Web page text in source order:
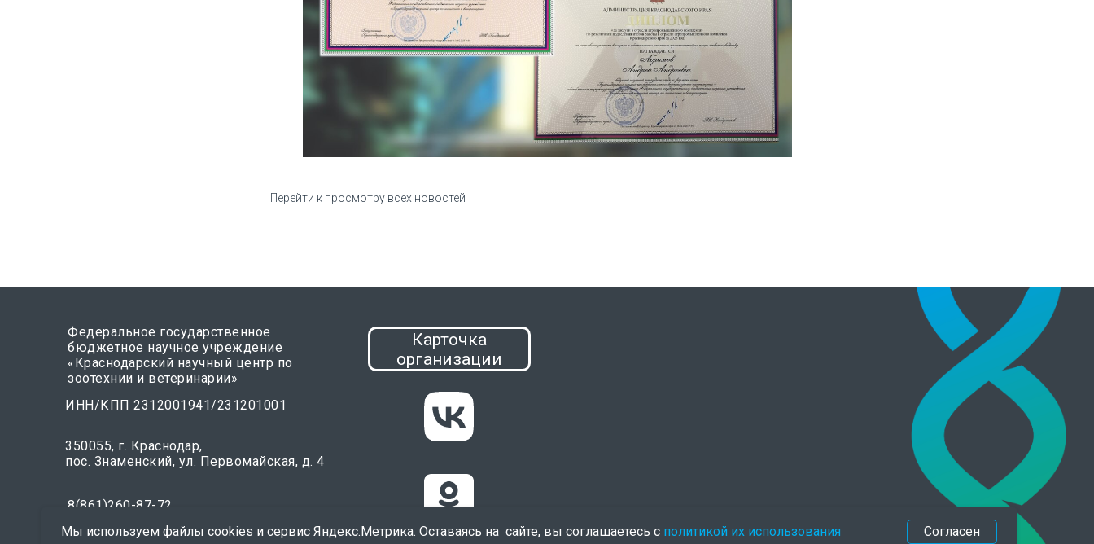
Перейти к просмотру всех новостей
ИНН/КПП 2312001941/231201001
8(861)260-87-72
350055, г. Краснодар,
пос. Знаменский, ул. Первомайская, д. 4
Федеральное государственное
бюджетное научное учреждение
«Краснодарский научный центр по
зоотехнии и ветеринарии»
Карточка
организации
Мы используем файлы cookies и сервис Яндекс.Метрика. Оставаясь на сайте, вы соглашаетесь с политикой их использования Согласен